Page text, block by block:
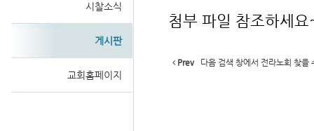
시찰소식
게시판
교회홈페이지
첨부 파일 참조하세요
Prev 다음 검색 창에서 전라노회 찾을